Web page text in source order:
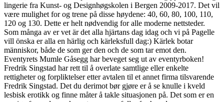
lingerie fra Kunst- og Designhøgskolen i Bergen 2009-2017. Det vil
være mulighet for og trene på disse høydene: 40, 60, 80, 100, 110,
120 og 130. Dette er helt nødvendig for alle moderne nettsteder.
Som många av er vet är det alla hjärtans dag idag och vi på Pagelle
vill önska er alla en härlig och kärleksfull dag:) Kärlek botar
människor, både de som ger den och de som tar emot den.
Eventyrets Mumle Gåsegg har beveget seg ut av eventyrboken!
Fredrik Singstad har rett til å overlate samtlige eller enkelte
rettigheter og forpliktelser etter avtalen til et annet firma tilsvarende
Fredrik Singstad. Det du derimot bør gjøre er å se knulle i kveld
lesbisk erotikk og finne måter å takle situasjonen på. Det som er en